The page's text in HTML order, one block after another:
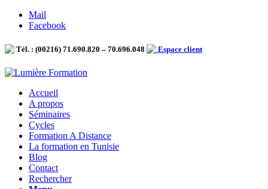
Mail
Facebook
Tél. : (00216) 71.690.820 – 70.696.048 Espace client
Accueil
A propos
Séminaires
Cycles
Formation A Distance
La formation en Tunisie
Blog
Contact
Rechercher